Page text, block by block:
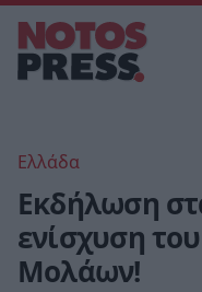
Ελλάδα
Εκδήλωση
ενίσχυση
Μολάων!